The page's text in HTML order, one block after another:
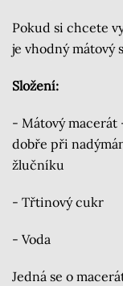
Pokud si chcete
je vhodný mátový
Složení:
- Mátový macerát
dobře při
žlučníku
- Třtinový cukr
- Voda
Jedná se o